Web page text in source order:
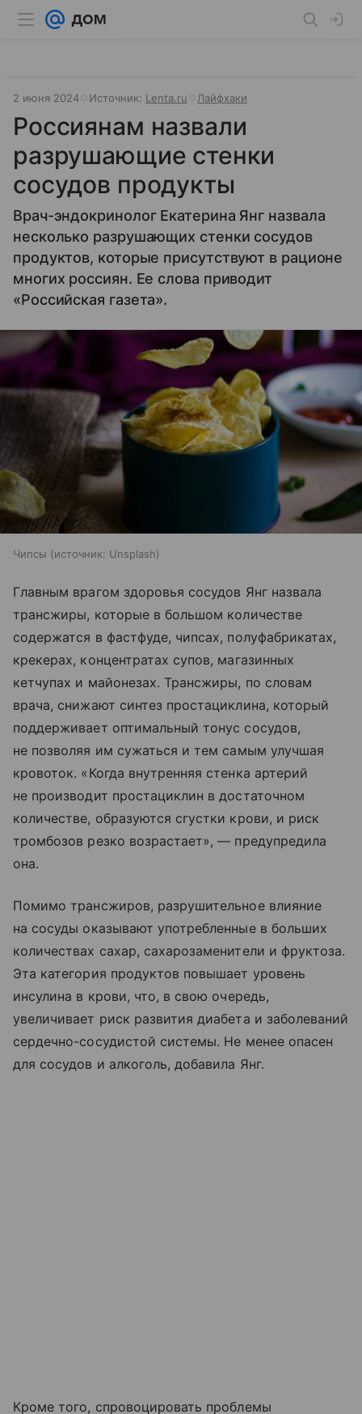
2 июня 2024 Источник: Lenta.ru Лайфхаки
Россиянам назвали
разрушающие стенки
сосудов продукты
Врач-эндокринолог Екатерина Янг назвала
несколько разрушающих стенки сосудов
продуктов, которые присутствуют в рационе
многих россиян. Ее слова приводит
«Российская газета».
Чипсы источник: Unsplash
Главным врагом здоровья сосудов Янг назвала
трансжиры, которые в большом количестве
содержатся в фастфуде, чипсах, полуфабрикатах,
крекерах, концентратах супов, магазинных
кетчупах и майонезах. Трансжиры, по словам
врача, снижают синтез простациклина, который
поддерживает оптимальный тонус сосудов,
не позволяя им сужаться и тем самым улучшая
кровоток. «Когда внутренняя стенка артерий
не производит простациклин в достаточном
количестве, образуются сгустки крови, и риск
тромбозов резко возрастает», — предупредила
она.
Помимо трансжиров, разрушительное влияние
на сосуды оказывают употребленные в больших
количествах сахар, сахарозаменители и фруктоза.
Эта категория продуктов повышает уровень
инсулина в крови, что, в свою очередь,
увеличивает риск развития диабета и заболеваний
сердечно-сосудистой системы. Не менее опасен
для сосудов и алкоголь, добавила Янг.
Кроме того, спровоцировать проблемы